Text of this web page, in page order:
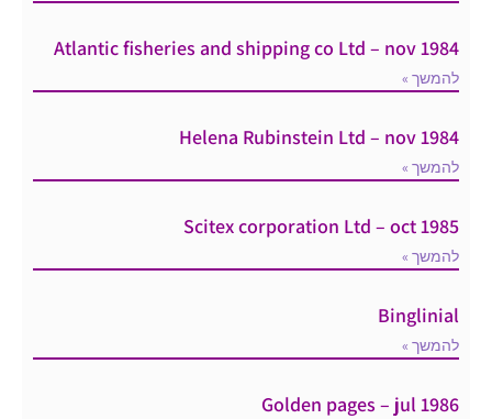
Atlantic fisheries and shipping co Ltd – nov 1984
להמשך »
Helena Rubinstein Ltd – nov 1984
להמשך »
Scitex corporation Ltd – oct 1985
להמשך »
Binglinial
להמשך »
Golden pages – jul 1986